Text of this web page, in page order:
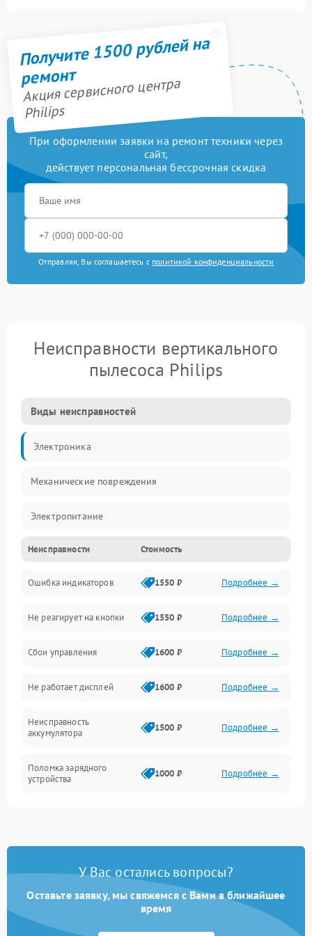
Получите 1500 рублей на
ремонт
Акция сервисного центра
Philips
При оформлении заявки на ремонт техники через
сайт,
действует персональная бессрочная скидка
Отправляя, Вы соглашаетесь с политикой конфиденциальности
Неисправности вертикального
пылесоса Philips
Виды неисправностей
Электроника
Механические повреждения
Электропитание
Механика
Аккумулятор
Работа системы
Всасывание
Засор
Привод
Электронные компоненты
Неисправности Стоимость
Ошибка индикаторов 1550 ₽ Подробнее →
Не реагирует на кнопки 1550 ₽ Подробнее →
Сбои управления 1600 ₽ Подробнее →
Не работает дисплей 1600 ₽ Подробнее →
Неисправность
аккумулятора
1500 ₽ Подробнее →
Поломка зарядного
устройства
1000 ₽ Подробнее →
Поломка кнопки
Неисправность системы
1000 ₽ Подробнее →
У Вас остались вопросы?
Оставьте заявку, мы свяжемся с Вами в ближайшее
время